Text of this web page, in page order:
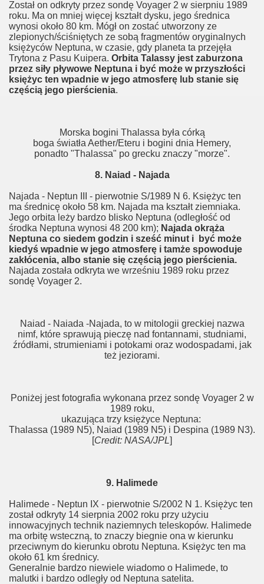
Został on odkryty przez sondę Voyager 2 w sierpniu 1989
roku. Ma on mniej więcej kształt dysku, jego średnica
wynosi około 80 km. Mógł on zostać utworzony ze
zlepionych/ściśniętych ze sobą fragmentów oryginalnych
księżyców Neptuna, w czasie, gdy planeta ta przejęła
Trytona z Pasu Kuipera. Orbita Talassy jest zaburzona
przez siły pływowe Neptuna i być może w przyszłości
księżyc ten wpadnie w jego atmosferę lub stanie się
częścią jego pierścienia.
Morska bogini Thalassa była córką
boga światła Aether/Eteru i bogini dnia Hemery,
ponadto "Thalassa" po grecku znaczy "morze".
8. Naiad - Najada
Najada - Neptun III - pierwotnie S/1989 N 6. Księżyc ten
ma średnicę około 58 km. Najada ma kształt ziemniaka.
Jego orbita leży bardzo blisko Neptuna (odległość od
środka Neptuna wynosi 48 200 km); Najada okrąża
Neptuna co siedem godzin i sześć minut i być może
kiedyś wpadnie w jego atmosferę i tamże spowoduje
zakłócenia, albo stanie się częścią jego pierścienia.
Najada została odkryta we wrześniu 1989 roku przez
sondę Voyager 2.
Naiad - Naiada -Najada, to w mitologii greckiej nazwa
nimf, które sprawują pieczę nad fontannami, studniami,
źródłami, strumieniami i potokami oraz wodospadami, jak
też jeziorami.
Poniżej jest fotografia wykonana przez sondę Voyager 2 w
1989 roku,
ukazująca trzy księżyce Neptuna:
Thalassa (1989 N5), Naiad (1989 N5) i Despina (1989 N3).
[Credit: NASA/JPL]
9. Halimede
Halimede - Neptun IX - pierwotnie S/2002 N 1. Księżyc ten
został odkryty 14 sierpnia 2002 roku przy użyciu
innowacyjnych technik naziemnych teleskopów. Halimede
ma orbitę wsteczną, to znaczy biegnie ona w kierunku
przeciwnym do kierunku obrotu Neptuna. Księżyc ten ma
około 61 km średnicy.
Generalnie bardzo niewiele wiadomo o Halimede, to
malutki i bardzo odległy od Neptuna satelita.